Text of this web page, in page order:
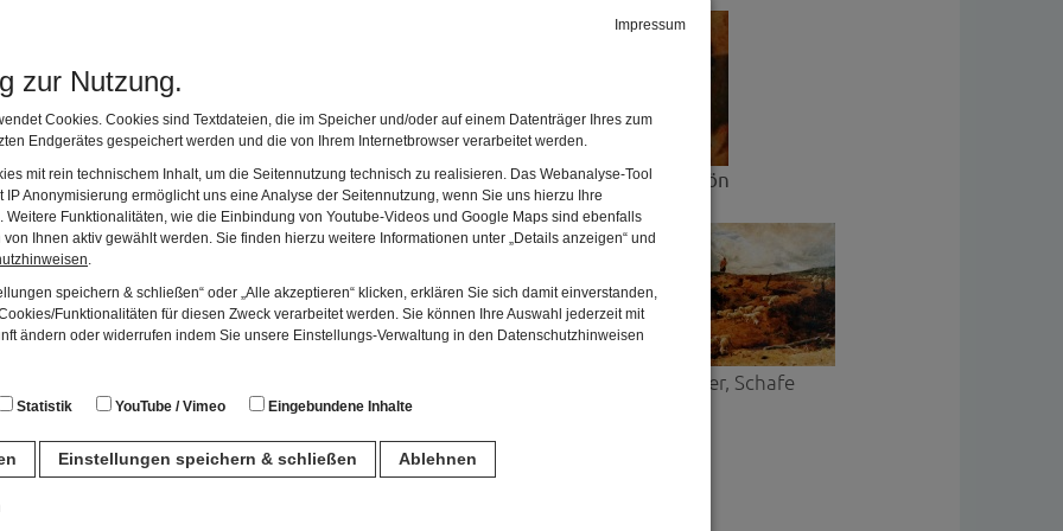
Impressum
zur Nutzung.
Cookies. Cookies sind Textdateien, die im Speicher und/oder auf einem Datenträger Ihres zum
Endgerätes gespeichert werden und die von Ihrem Internetbrowser verarbeitet werden.
mit rein technischem Inhalt, um die Seitennutzung technisch zu realisieren. Das Webanalyse-Tool
IP Anonymisierung ermöglicht uns eine Analyse der Seitennutzung, wenn Sie uns hierzu Ihre
Weitere Funktionalitäten, wie die Einbindung von Youtube-Videos und Google Maps sind ebenfalls
Ihnen aktiv gewählt werden. Sie finden hierzu weitere Informationen unter „Details anzeigen“ und
.
speichern & schließen“ oder „Alle akzeptieren“ klicken, erklären Sie sich damit einverstanden,
Funktionalitäten für diesen Zweck verarbeitet werden. Sie können Ihre Auswahl jederzeit mit
ändern oder widerrufen indem Sie unsere Einstellungs-Verwaltung in den Datenschutzhinweisen
Statistik YouTube / Vimeo Eingebundene Inhalte
Einstellungen speichern & schließen Ablehnen
entwickelte schließlich eine neue Form des Portraits. Der
seinen Bildnissen verlieh, suggerierte den Dargestellten den
Mit seinen Arbeiten und auch seiner repräsentativen
zweiten Hälfte des 19. Jahrhunderts einen wesentlichen
aus.
und Lehrer Lenbachs, stammte aus Aresing und war
Tiermaler anerkannt. Hofner hatte Kontakt zu den Ton
und war daher mit der Entwicklung der Münchener Malerei
in seiner ländlichen Umgebung: Personen und
der Bauern, insbesondere aber konzentrierte er sich auf
solcher Tafeln gefertigt, auf denen die unterschiedlichsten
Anna Schön
J. B. Hofner, Schafe